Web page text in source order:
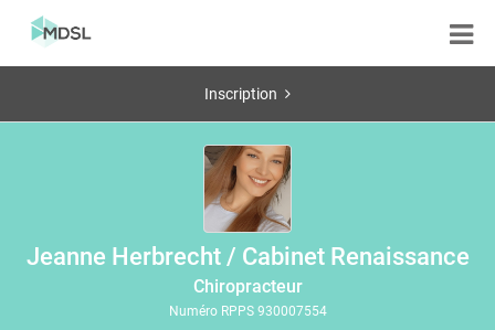
Inscription
Jeanne Herbrecht / Cabinet Renaissance
Chiropracteur
Numéro RPPS 930007554